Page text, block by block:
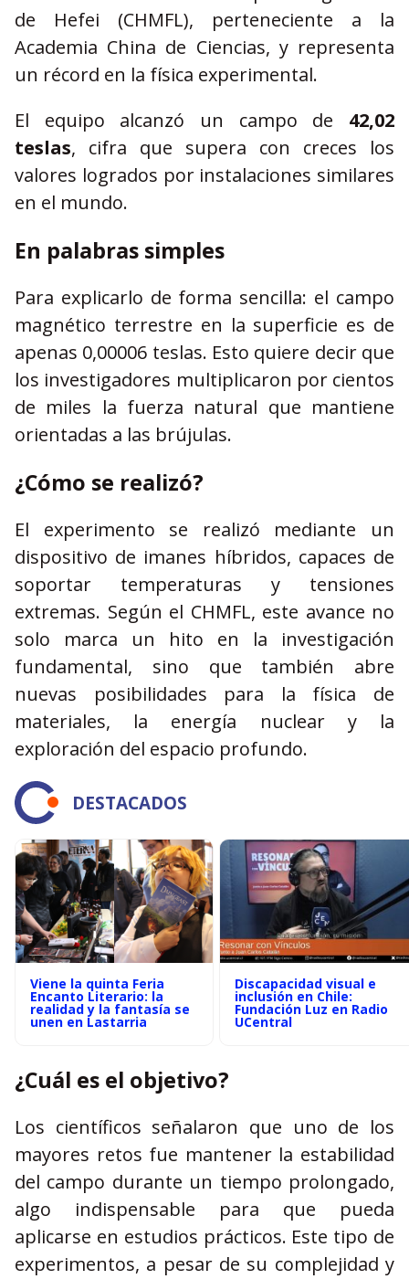
de Hefei (CHMFL), perteneciente a la
Academia China de Ciencias, y representa
un récord en la física experimental.
El equipo alcanzó un campo de 42,02
teslas, cifra que supera con creces los
valores logrados por instalaciones similares
en el mundo.
En palabras simples
Para explicarlo de forma sencilla: el campo
magnético terrestre en la superficie es de
apenas 0,00006 teslas. Esto quiere decir que
los investigadores multiplicaron por cientos
de miles la fuerza natural que mantiene
orientadas a las brújulas.
¿Cómo se realizó?
El experimento se realizó mediante un
dispositivo de imanes híbridos, capaces de
soportar temperaturas y tensiones
extremas. Según el CHMFL, este avance no
solo marca un hito en la investigación
fundamental, sino que también abre
nuevas posibilidades para la física de
materiales, la energía nuclear y la
exploración del espacio profundo.
DESTACADOS
Viene la quinta Feria
Encanto Literario: la
realidad y la fantasía se
unen en Lastarria
Discapacidad visual e
inclusión en Chile:
Fundación Luz en Radio
UCentral
¿Cuál es el objetivo?
Los científicos señalaron que uno de los
mayores retos fue mantener la estabilidad
del campo durante un tiempo prolongado,
algo indispensable para que pueda
aplicarse en estudios prácticos. Este tipo de
experimentos, a pesar de su complejidad y